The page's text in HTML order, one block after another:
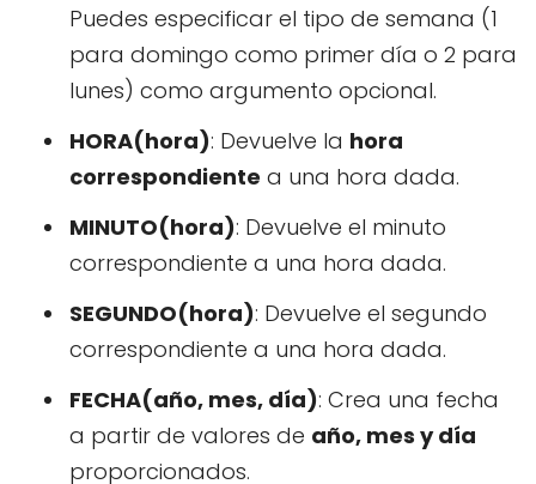
Puedes especificar el tipo de semana (1
para domingo como primer día o 2 para
lunes) como argumento opcional.
HORA(hora): Devuelve la hora
correspondiente a una hora dada.
MINUTO(hora): Devuelve el minuto
correspondiente a una hora dada.
SEGUNDO(hora): Devuelve el segundo
correspondiente a una hora dada.
FECHA(año, mes, día): Crea una fecha
a partir de valores de año, mes y día
proporcionados.